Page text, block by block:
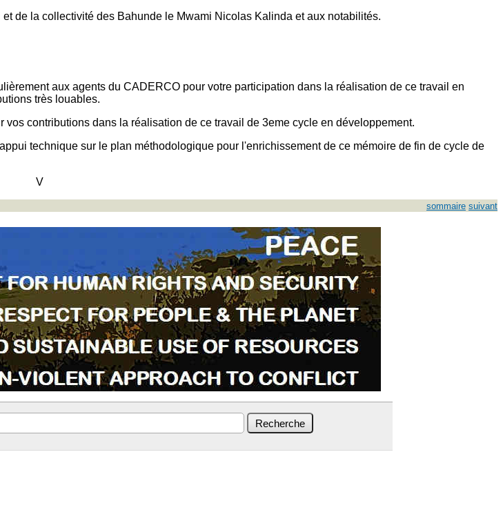
de la collectivité des Bahunde le Mwami Nicolas Kalinda et aux notabilités.
aux agents du CADERCO pour votre participation dans la réalisation de ce travail en
très louables.
contributions dans la réalisation de ce travail de 3eme cycle en développement.
technique sur le plan méthodologique pour l'enrichissement de ce mémoire de fin de cycle de
V
sommaire suivant